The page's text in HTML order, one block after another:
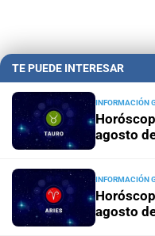
Campolitoral Revista
Podcasts Mirador
TE PUEDE INTERESAR
INFORMACIÓN
agosto
INFORMACIÓN
agosto